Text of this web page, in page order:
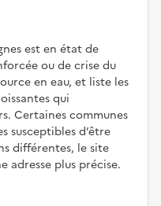
est en état de
ou de crise du
en eau, et liste les
qui
Certaines communes
susceptibles d’être
différentes, le site
adresse plus précise.